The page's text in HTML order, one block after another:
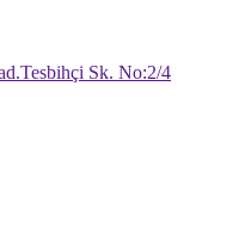
Sk. No:2/4